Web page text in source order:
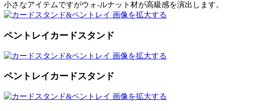
小さなアイテムですがウォ-ルナット材が高級感を演出します。
画像を拡大する
ペントレイカードスタンド
画像を拡大する
ペントレイカードスタンド
画像を拡大する